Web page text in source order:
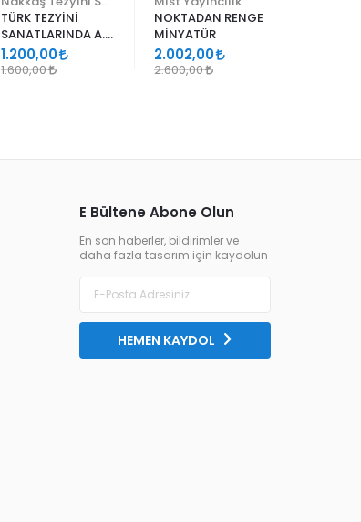
TÜRK TEZYİNİ
SANATLARINDA A.
SÜHEYL ÜNVER VE
YENİ TERKİPLERİ
1.200,00
1.600,00
NOKTADAN RENGE
MİNYATÜR
2.002,00
2.600,00
E Bültene Abone Olun
En son haberler, bildirimler ve
daha fazla tasarım için kaydolun
HEMEN KAYDOL